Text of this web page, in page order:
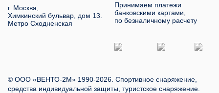
г. Москва,
Химкинский бульвар, дом 13.
Метро Сходненская
Принимаем платежи
банковскими картами,
по безналичному расчету
© ООО «ВЕНТО-2М» 1990-2026. Спортивное снаряжение,
средства индивидуальной защиты, туристское снаряжение.